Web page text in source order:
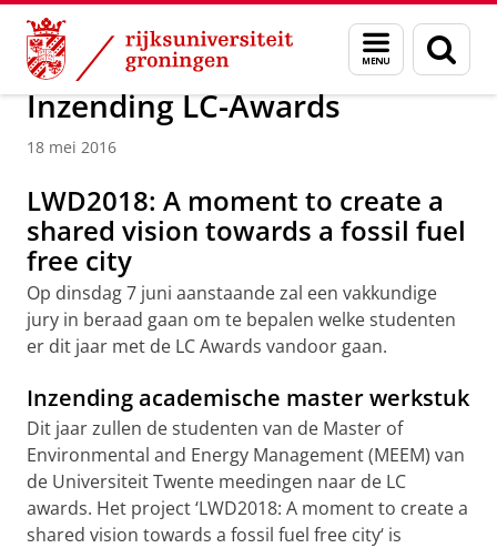
Skip
Content
Skip
Navigation
Menu
en
zoeken
Over ons Campus Fryslân
Inzending LC-Awards
18 mei 2016
LWD2018: A moment to create a
shared vision towards a fossil fuel
free city
Op dinsdag 7 juni aanstaande zal een vakkundige
jury in beraad gaan om te bepalen welke studenten
er dit jaar met de LC Awards vandoor gaan.
Inzending academische master werkstuk
Dit jaar zullen de studenten van de Master of
Environmental and Energy Management (MEEM) van
de Universiteit Twente meedingen naar de LC
awards. Het project ‘LWD2018: A moment to create a
shared vision towards a fossil fuel free city‘ is